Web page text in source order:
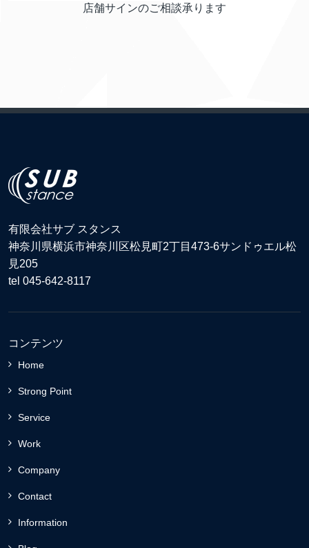
店舗サインのご相談承ります
有限会社サブ スタンス
神奈川県横浜市神奈川区松見町2丁目473-6サンドゥエル松
見205
tel 045-642-8117
コンテンツ
Home
Strong Point
Service
Work
Company
Contact
Information